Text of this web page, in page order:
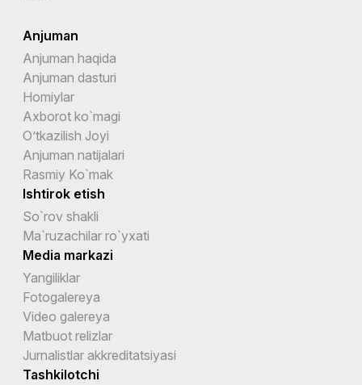
Anjuman
Anjuman haqida
Anjuman dasturi
Homiylar
Axborot ko`magi
O’tkazilish Joyi
Anjuman natijalari
Rasmiy Ko`mak
Ishtirok etish
So`rov shakli
Ma`ruzachilar ro`yxati
Media markazi
Yangiliklar
Fotogalereya
Video galereya
Matbuot relizlar
Jurnalistlar akkreditatsiyasi
Tashkilotchi